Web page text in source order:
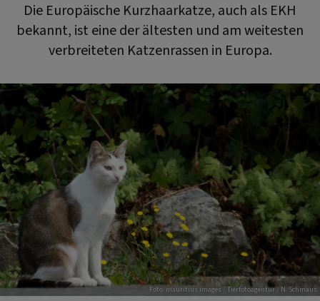
Die Europäische Kurzhaarkatze, auch als EKH
bekannt, ist eine der ältesten und am weitesten
verbreiteten Katzenrassen in Europa.
Foto: mauritius images / Tierfotoagentur / N. Schmaus